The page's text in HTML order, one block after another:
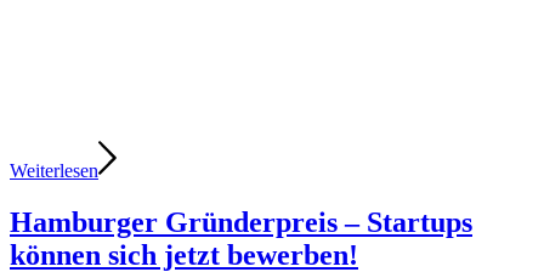
Weiterlesen
Hamburger Gründerpreis – Startups
können sich jetzt bewerben!